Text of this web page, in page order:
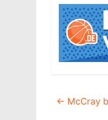
← McCray